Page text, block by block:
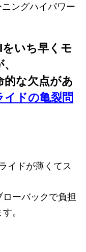
ングハイパワー
いち早くモ
な欠点があ
イドの亀裂問
イドが薄くてス
ーバックで負担
。